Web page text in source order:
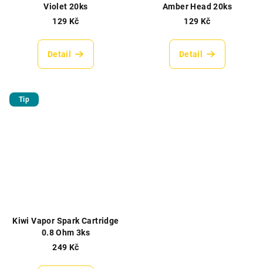
Violet 20ks
129 Kč
Detail
Amber Head 20ks
129 Kč
Detail
Tip
Kiwi Vapor Spark Cartridge
0.8 Ohm 3ks
249 Kč